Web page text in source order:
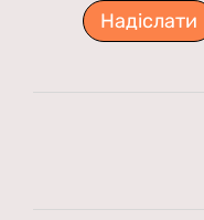
Надіслати